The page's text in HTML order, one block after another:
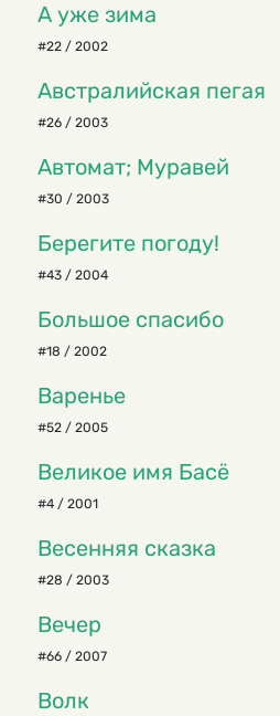
А уже зима
#22 / 2002
Австралийская пегая
#26 / 2003
Автомат; Муравей
#30 / 2003
Берегите погоду!
#43 / 2004
Большое спасибо
#18 / 2002
Варенье
#52 / 2005
Великое имя Басё
#4 / 2001
Весенняя сказка
#28 / 2003
Вечер
#66 / 2007
Волк